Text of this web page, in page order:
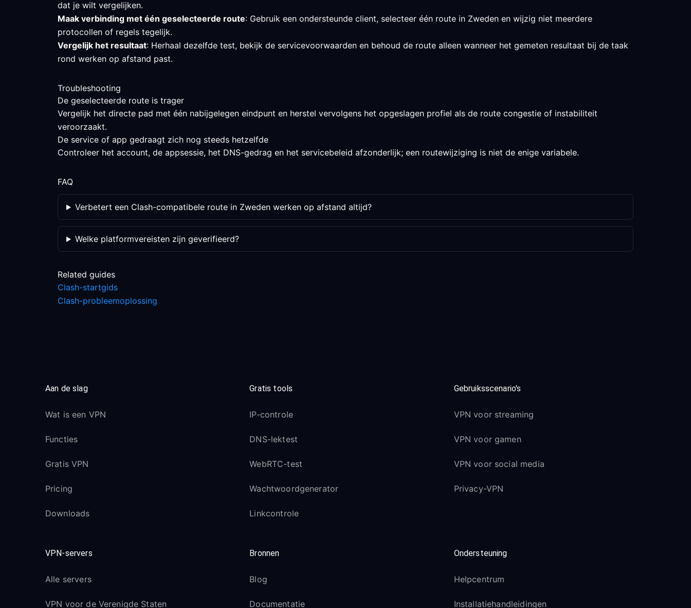
dat je wilt vergelijken.
Maak verbinding met één geselecteerde route: Gebruik een ondersteunde client, selecteer één route in Zweden en wijzig niet meerdere
protocollen of regels tegelijk.
Vergelijk het resultaat: Herhaal dezelfde test, bekijk de servicevoorwaarden en behoud de route alleen wanneer het gemeten resultaat bij de taak
rond werken op afstand past.
Troubleshooting
De geselecteerde route is trager
Vergelijk het directe pad met één nabijgelegen eindpunt en herstel vervolgens het opgeslagen profiel als de route congestie of instabiliteit
veroorzaakt.
De service of app gedraagt zich nog steeds hetzelfde
Controleer het account, de appsessie, het DNS-gedrag en het servicebeleid afzonderlijk; een routewijziging is niet de enige variabele.
FAQ
Verbetert een Clash-compatibele route in Zweden werken op afstand altijd?
Welke platformvereisten zijn geverifieerd?
Related guides
Clash-startgids
Clash-probleemoplossing
Aan de slag
Wat is een VPN
Functies
Gratis VPN
Pricing
Downloads
Gratis tools
IP-controle
DNS-lektest
WebRTC-test
Wachtwoordgenerator
Linkcontrole
Gebruiksscenario's
VPN voor streaming
VPN voor gamen
VPN voor social media
Privacy-VPN
VPN-servers
Alle servers
VPN voor de Verenigde Staten
Bronnen
Blog
Documentatie
Ondersteuning
Helpcentrum
Installatiehandleidingen